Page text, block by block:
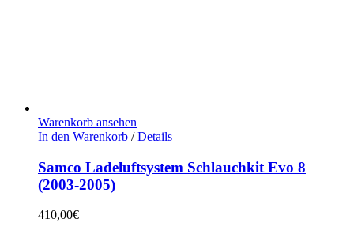
Warenkorb ansehen
In den Warenkorb / Details
Samco Ladeluftsystem Schlauchkit Evo 8
(2003-2005)
410,00€